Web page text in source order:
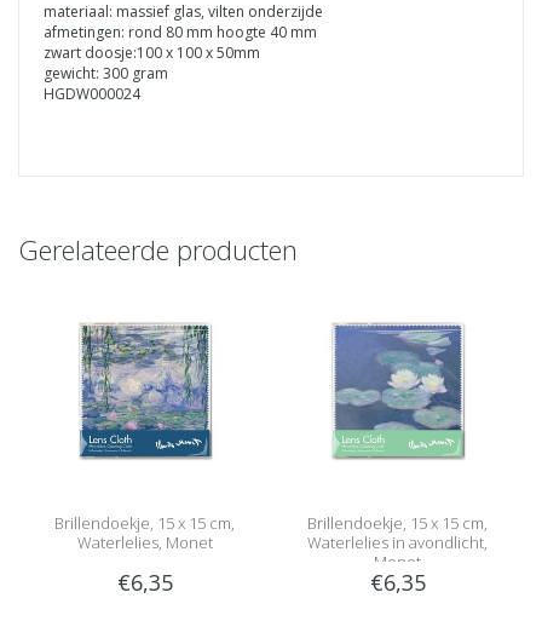
materiaal: massief glas, vilten onderzijde
afmetingen: rond 80 mm hoogte 40 mm
zwart doosje:100 x 100 x 50mm
gewicht: 300 gram
HGDW000024
Gerelateerde producten
Brillendoekje, 15 x 15 cm,
Waterlelies, Monet
€6,35
Brillendoekje, 15 x 15 cm,
Waterlelies in avondlicht,
Monet
€6,35